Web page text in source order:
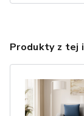
Produkty z tej